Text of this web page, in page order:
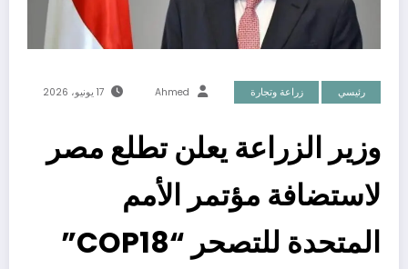
رئيسي زراعة وتجارة Ahmed 17 يونيو، 2026
وزير الزراعة يعلن تطلع مصر
لاستضافة مؤتمر الأمم
المتحدة للتصحر “COP18”